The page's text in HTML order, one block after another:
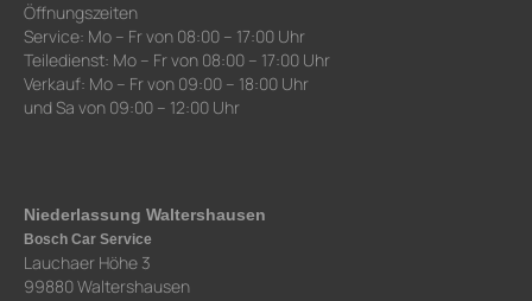
Öffnungszeiten
Service: Mo – Fr von 08:00 – 17:00 Uhr
Teiledienst: Mo – Fr von 08:00 – 17:00 Uhr
Verkauf: Mo – Fr von 09:00 – 18:00 Uhr
und Sa von 09:00 – 12:00 Uhr
Niederlassung Waltershausen
Bosch Car Service
Lauchaer Höhe 3
99880 Waltershausen